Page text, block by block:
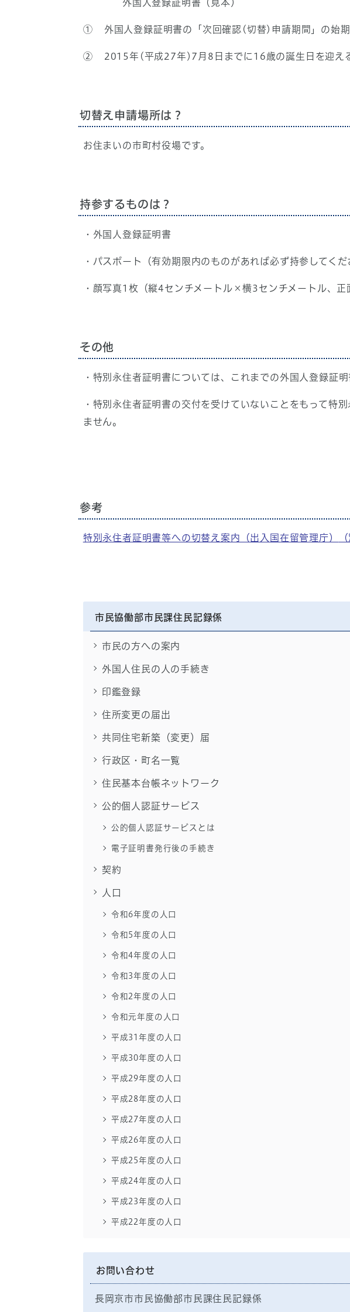
外国人登録証明書（見本）
① 外国人登録証明書の「次回確認(切替)申請期間」の始
② 2015年(平成27年)7月8日までに16歳の誕生日を迎え
切替え申請場所は？
お住まいの市町村役場です。
持参するものは？
・外国人登録証明書
・パスポート（有効期限内のものがあれば必ず持参してくだ
・顔写真1枚（縦4センチメートル×横3センチメートル、
その他
・特別永住者証明書については、これまでの外国人登録証
・特別永住者証明書の交付を受けていないことをもって特
ません。
参考
特別永住者証明書等への切替え案内（出入国在留管理庁）
市民協働部市民課住民記録係
市民の方への案内
外国人住民の人の手続き
印鑑登録
住所変更の届出
共同住宅新築（変更）届
行政区・町名一覧
住民基本台帳ネットワーク
公的個人認証サービス
公的個人認証サービスとは
電子証明書発行後の手続き
契約
人口
令和6年度の人口
令和5年度の人口
令和4年度の人口
令和3年度の人口
令和2年度の人口
令和元年度の人口
平成31年度の人口
平成30年度の人口
平成29年度の人口
平成28年度の人口
平成27年度の人口
平成26年度の人口
平成25年度の人口
平成24年度の人口
平成23年度の人口
平成22年度の人口
お問い合わせ
長岡京市市民協働部市民課住民記録係